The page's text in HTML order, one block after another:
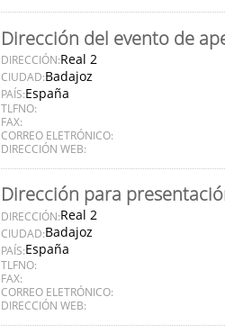
Dirección del evento de
DIRECCIÓN:Real 2
CIUDAD:Badajoz
PAÍS:España
TLFNO:
FAX:
CORREO ELETRÓNICO:
DIRECCIÓN WEB:
Dirección para
DIRECCIÓN:Real 2
CIUDAD:Badajoz
PAÍS:España
TLFNO:
FAX:
CORREO ELETRÓNICO:
DIRECCIÓN WEB: